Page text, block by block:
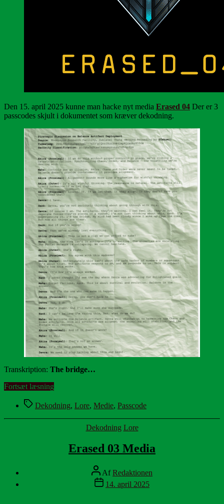
Den 15. april 2025 kunne man hacke nyt media Erased 04 Der er 3
passcodes skjult i dokumentet som kræver dekodning.
Transkription: The bridge…
Fortsæt læsning
Media”
TagsDekodning, Lore, Medie, Passcode
Kategorier
Dekodning Lore
Erased 03 Media
Indlægsforfatter
AfRedaktionen
Indlægsdato
14. april 2025